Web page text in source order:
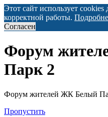
Этот сайт использует cookies
корректной работы.
Согласен
Форум
Парк 2
Форум жителей ЖК Белый
Пропустить